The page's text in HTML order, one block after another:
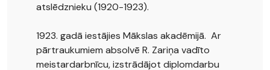
atslēdznieku (1920-1923).
1923. gadā iestājies Mākslas akadēmijā. Ar
pārtraukumiem absolvē R. Zariņa vadīto
meistardarbnīcu, izstrādājot diplomdarbu